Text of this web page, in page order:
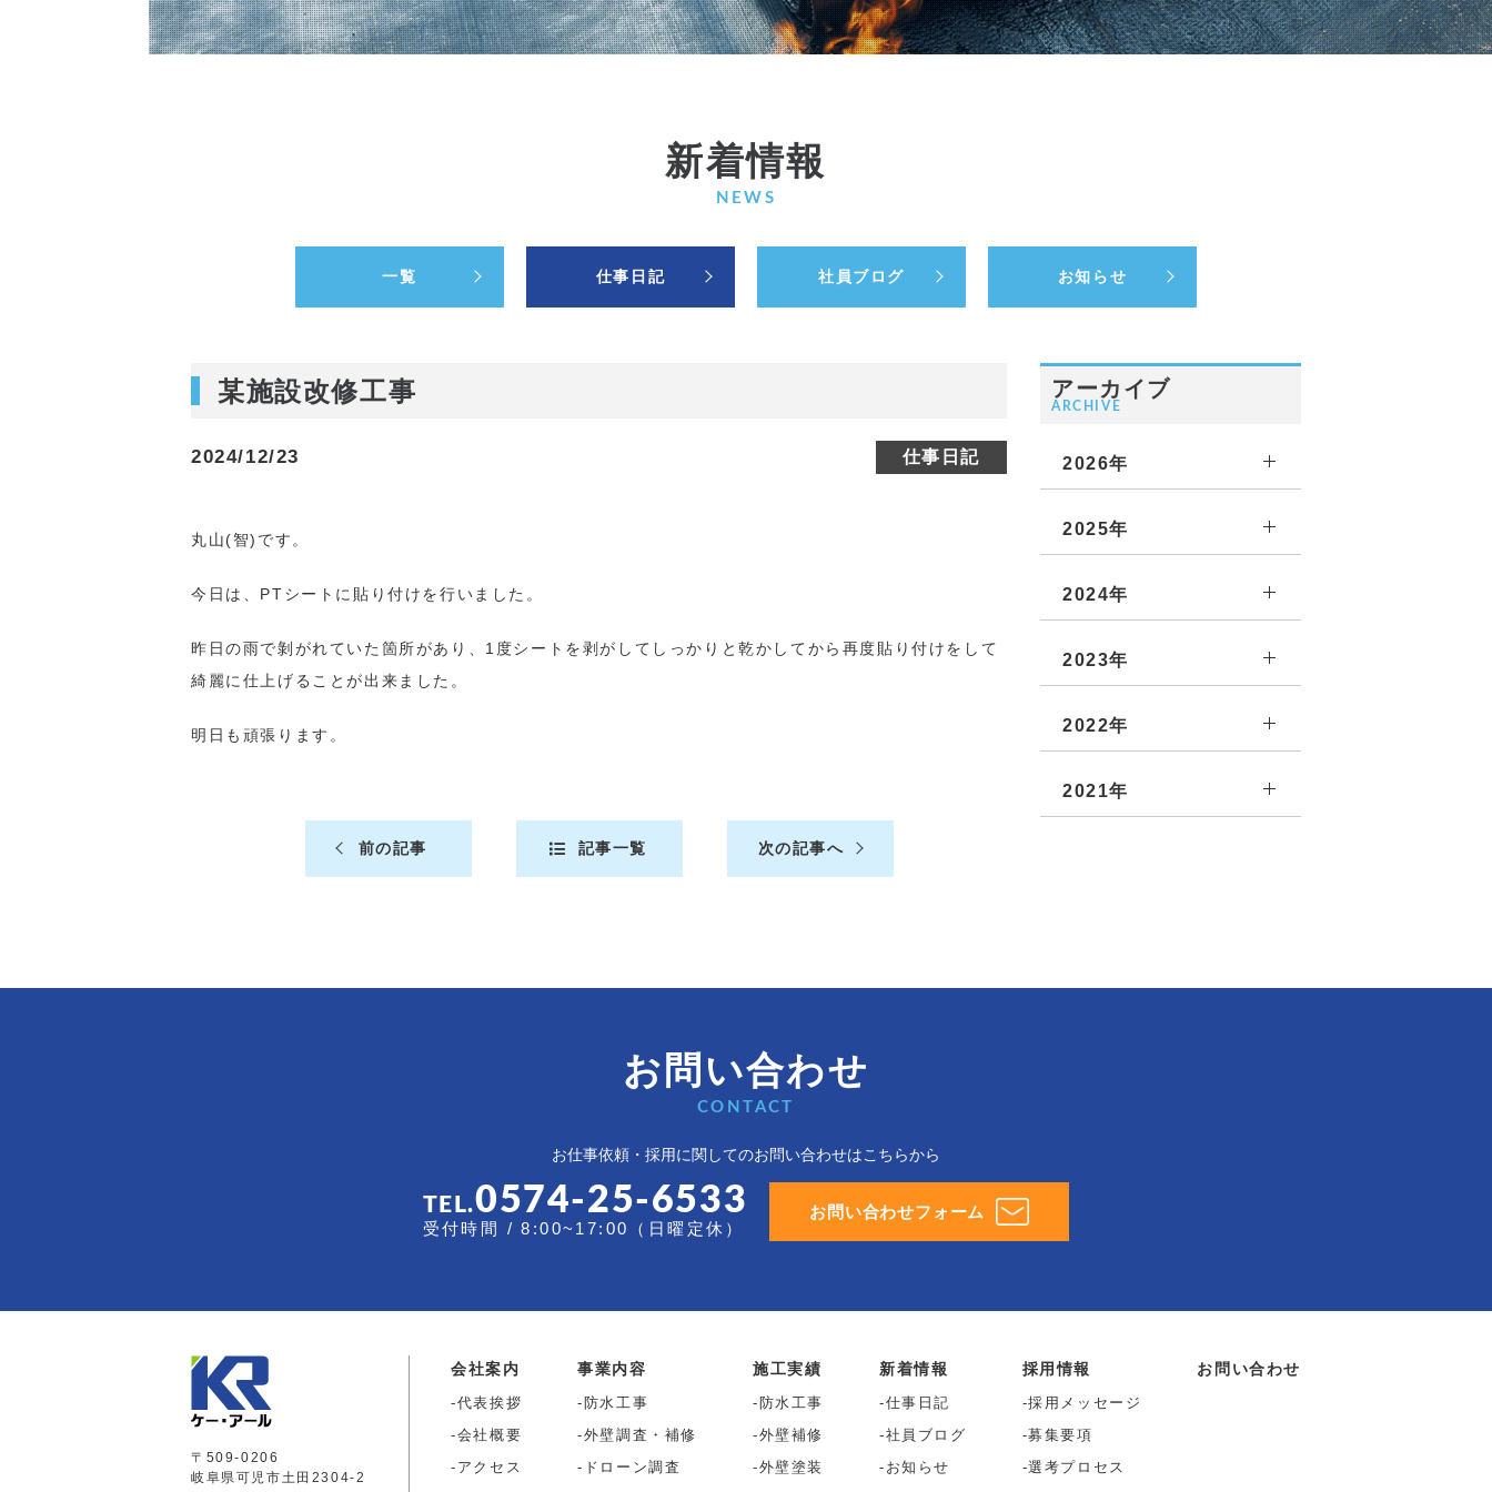
新着情報
NEWS
一覧 仕事日記 社員ブログ お知らせ
某施設改修工事
2024/12/23 仕事日記
丸山(智)です。
今日は、PTシートに貼り付けを行いました。
昨日の雨で剝がれていた箇所があり、1度シートを剥がしてしっかりと乾かしてから再度貼り付けをして
綺麗に仕上げることが出来ました。
明日も頑張ります。
前の記事 記事一覧 次の記事へ
アーカイブ
ARCHIVE
2026年
2025年
2024年
2023年
2022年
2021年
お問い合わせ
CONTACT
お仕事依頼・採用に関してのお問い合わせはこちらから
TEL.0574-25-6533
受付時間 / 8:00~17:00（日曜定休）
お問い合わせフォーム
〒509-0206
岐阜県可児市土田2304-2
会社案内
代表挨拶
会社概要
アクセス
事業内容
防水工事
外壁調査・補修
ドローン調査
施工実績
防水工事
外壁補修
外壁塗装
新着情報
仕事日記
社員ブログ
お知らせ
採用情報
採用メッセージ
募集要項
選考プロセス
お問い合わせ